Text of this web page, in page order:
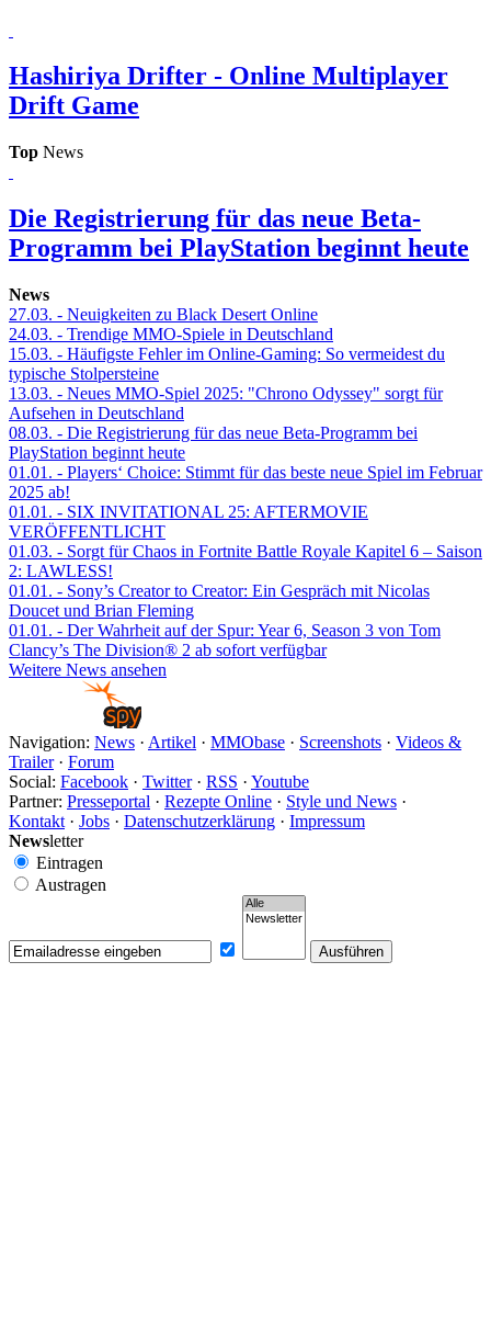
Hashiriya Drifter - Online Multiplayer
Drift Game
Top News
Die Registrierung für das neue Beta-
Programm bei PlayStation beginnt heute
News
27.03. - Neuigkeiten zu Black Desert Online
24.03. - Trendige MMO-Spiele in Deutschland
15.03. - Häufigste Fehler im Online-Gaming: So vermeidest du
typische Stolpersteine
13.03. - Neues MMO-Spiel 2025: "Chrono Odyssey" sorgt für
Aufsehen in Deutschland
08.03. - Die Registrierung für das neue Beta-Programm bei
PlayStation beginnt heute
01.01. - Players‘ Choice: Stimmt für das beste neue Spiel im Februar
2025 ab!
01.01. - SIX INVITATIONAL 25: AFTERMOVIE
VERÖFFENTLICHT
01.03. - Sorgt für Chaos in Fortnite Battle Royale Kapitel 6 – Saison
2: LAWLESS!
01.01. - Sony’s Creator to Creator: Ein Gespräch mit Nicolas
Doucet und Brian Fleming
01.01. - Der Wahrheit auf der Spur: Year 6, Season 3 von Tom
Clancy’s The Division® 2 ab sofort verfügbar
Weitere News ansehen
Navigation: News · Artikel · MMObase · Screenshots · Videos &
Trailer· Forum
Social: Facebook · Twitter· RSS · Youtube
Partner: Presseportal · Rezepte Online · Style und News ·
Kontakt · Jobs · Datenschutzerklärung · Impressum
Newsletter
Eintragen
Austragen